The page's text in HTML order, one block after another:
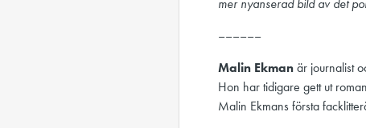
mer nyanserad bild av det
––––––
Malin Ekmanär journalist
Hon har tidigare gett ut
Malin Ekmans första